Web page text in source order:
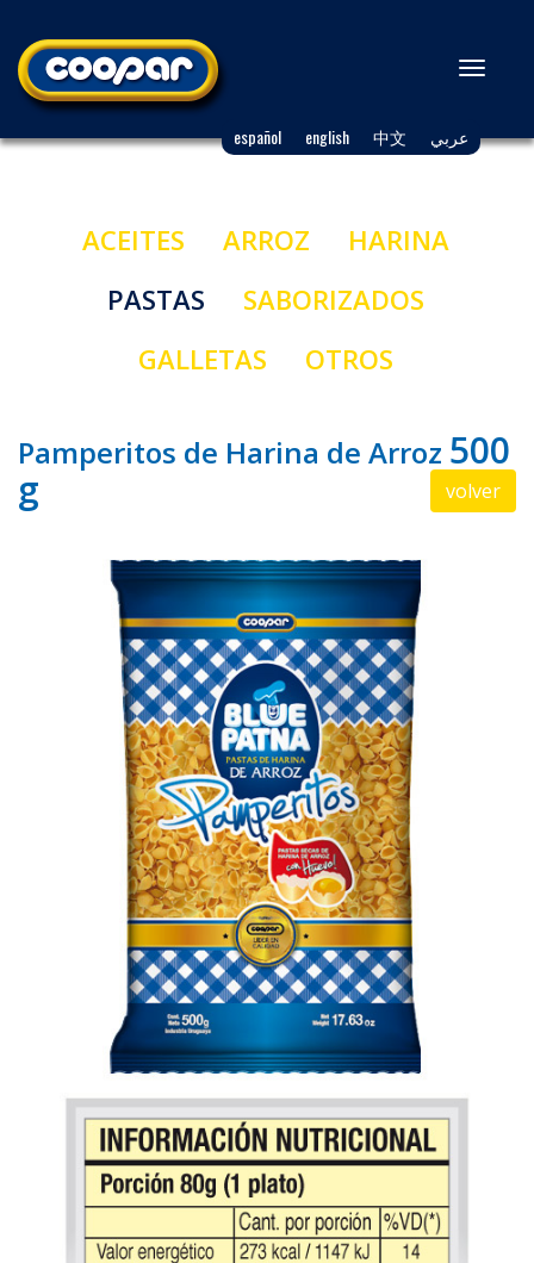
español english 中文 عربي
Toggle
ACEITES ARROZ
HARINA
PASTAS
SABORIZADOS
GALLETAS
OTROS
Pamperitos de Harina de Arroz 500
g
volver